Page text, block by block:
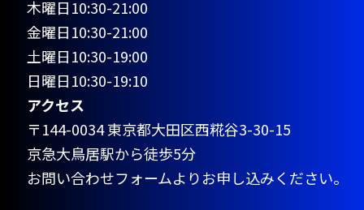
木曜日10:30-21:00
金曜日10:30-21:00
土曜日10:30-19:00
日曜日10:30-19:10
アクセス
〒144-0034 東京都大田区西糀谷3-30-15
京急大鳥居駅から徒歩5分
お問い合わせフォームよりお申し込みください。